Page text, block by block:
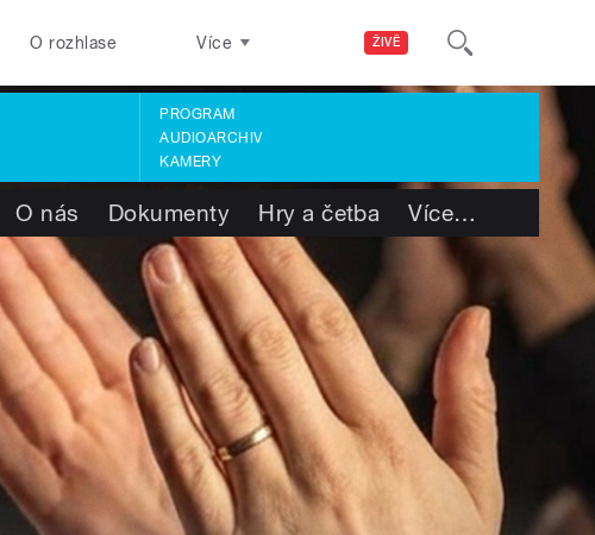
ŽIVĚ
O rozhlase Více
PROGRAM
AUDIOARCHIV
KAMERY
O nás Dokumenty Hry a četba Více…